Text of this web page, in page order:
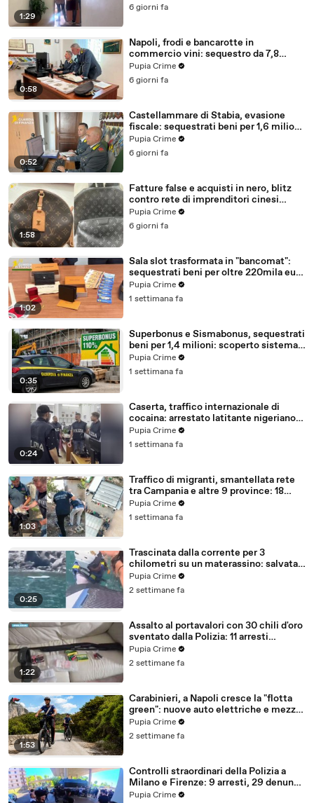
1:29
6 giorni fa
0:58
Napoli, frodi e bancarotte in
commercio vini: sequestro da 7,8
milioni (30.07.26)
Pupia Crime
6 giorni fa
0:52
Castellammare di Stabia, evasione
fiscale: sequestrati beni per 1,6 milioni
ad un consorzio navale (29.07.26)
Pupia Crime
6 giorni fa
1:58
Fatture false e acquisti in nero, blitz
contro rete di imprenditori cinesi
sequestri per 8,5 milioni (29.07.26)
Pupia Crime
6 giorni fa
1:02
Sala slot trasformata in "bancomat":
sequestrati beni per oltre 220mila euro
a due coniugi (29.07.26)
Pupia Crime
1 settimana fa
0:35
Superbonus e Sismabonus, sequestrati
beni per 1,4 milioni: scoperto sistema
con false abitazioni (29.07.26)
Pupia Crime
1 settimana fa
0:24
Caserta, traffico internazionale di
cocaina: arrestato latitante nigeriano
ricercato dal 2019 (28.07.26)
Pupia Crime
1 settimana fa
1:03
Traffico di migranti, smantellata rete
tra Campania e altre 9 province: 18
arresti (27.07.26)
Pupia Crime
1 settimana fa
0:25
Trascinata dalla corrente per 3
chilometri su un materassino: salvata
dalla Polizia (25.07.26)
Pupia Crime
2 settimane fa
1:22
Assalto al portavalori con 30 chili d'oro
sventato dalla Polizia: 11 arresti
(25.07.26)
Pupia Crime
2 settimane fa
1:53
Carabinieri, a Napoli cresce la "flotta
green": nuove auto elettriche e mezzi
sostenibili anche sulle isole (25.07.26)
Pupia Crime
2 settimane fa
Controlli straordinari della Polizia a
Milano e Firenze: 9 arresti, 29 denunce
e oltre 7mila persone identificate
Pupia Crime